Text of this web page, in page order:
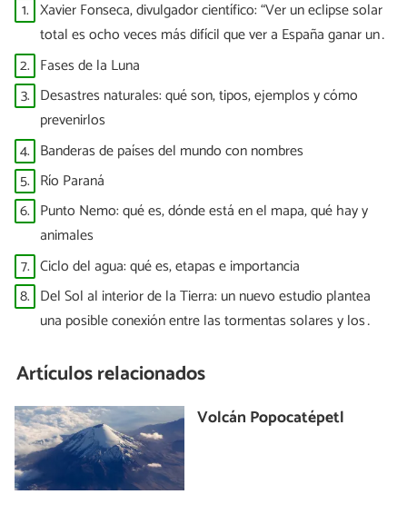
1. Xavier Fonseca, divulgador científico: “Ver un eclipse solar
total es ocho veces más difícil que ver a España ganar un
Mundial”
2. Fases de la Luna
3. Desastres naturales: qué son, tipos, ejemplos y cómo
prevenirlos
4. Banderas de países del mundo con nombres
5. Río Paraná
6. Punto Nemo: qué es, dónde está en el mapa, qué hay y
animales
7. Ciclo del agua: qué es, etapas e importancia
8. Del Sol al interior de la Tierra: un nuevo estudio plantea
una posible conexión entre las tormentas solares y los
Artículos relacionados
Volcán Popocatépetl